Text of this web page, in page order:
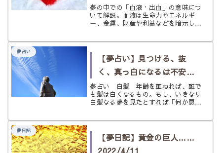
意味
夢の中での「血液・出血」の意味につ
いて解説。血液は生命力やエネルギ
ー、金運、財産や利益などを暗示して
ったりしたら金運上昇の可能性もある
夢占い
【夢占い】見つける、抜
く、真っ白になるは不安の
サイン？〈白髪〉の夢
夢占い 白髪 年齢を重ねれば、誰で
も髪は白くなるもの。もし、いきなり
白髪なる夢を見たとすれば「何か悪い
ら体力の衰え……？」などと少し不安
髪の夢はただのネガティブな暗示ばか
り...
夢日記
【夢日記】黄金の巨人……
2022/4/11